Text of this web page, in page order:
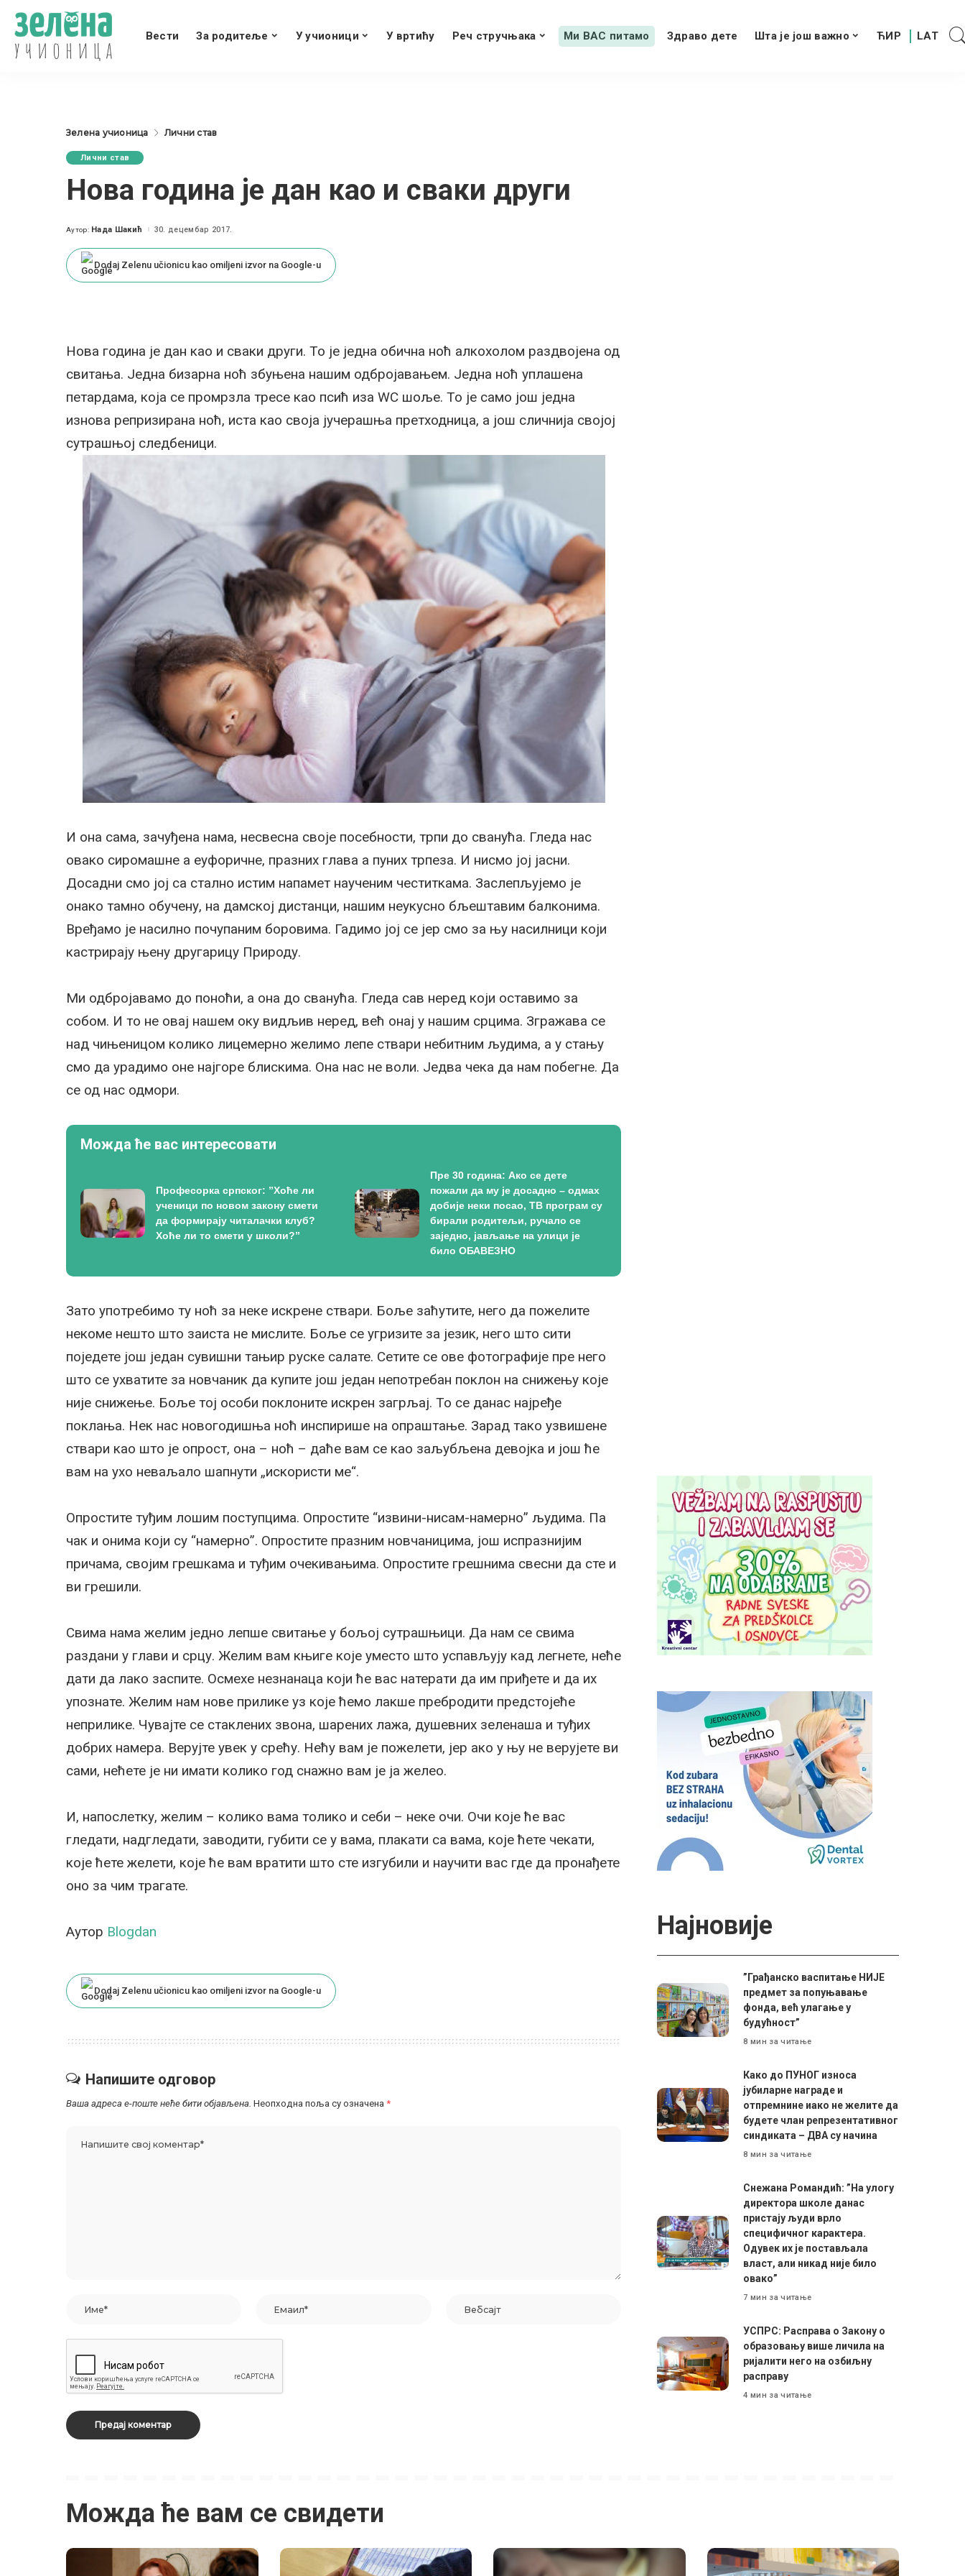
Вести За родитеље У учионици У вртићу Реч стручњака Ми ВАС питамо Здраво дете Шта је још важно
Зелена учионица Лични став
Лични став
Нова година је дан као и сваки други
Posted
Аутор: Нада Шакић 30. децембар 2017.
Dodaj Zelenu učionicu kao omiljeni izvor na Google-u
Нова година је дан као и сваки други. То је једна обична ноћ алкохолом раздвојена од
свитања. Једна бизарна ноћ збуњена нашим одбројавањем. Једна ноћ уплашена
петардама, која се промрзла тресе као псић иза WC шоље. То је само још једна
изнова репризирана ноћ, иста као своја јучерашња претходница, а још сличнија својој
сутрашњој следбеници.
И она сама, зачуђена нама, несвесна своје посебности, трпи до сванућа. Гледа нас
овако сиромашне а еуфоричне, празних глава а пуних трпеза. И нисмо јој јасни.
Досадни смо јој са стално истим напамет наученим честиткама. Заслепљујемо је
онако тамно обучену, на дамској дистанци, нашим неукусно бљештавим балконима.
Вређамо је насилно почупаним боровима. Гадимо јој се јер смо за њу насилници који
кастрирају њену другарицу Природу.
Ми одбројавамо до поноћи, а она до сванућа. Гледа сав неред који оставимо за
собом. И то не овај нашем оку видљив неред, већ онај у нашим срцима. Згражава се
над чињеницом колико лицемерно желимо лепе ствари небитним људима, а у стању
смо да урадимо оне најгоре блискима. Она нас не воли. Једва чека да нам побегне. Да
се од нас одмори.
Можда ће вас интересовати
Професорка српског: ”Хоће ли
ученици по новом закону смети
да формирају читалачки клуб?
Хоће ли то смети у школи?”
Пре 30 година: Ако се дете
пожали да му је досадно – одмах
добије неки посао, ТВ програм су
бирали родитељи, ручало се
заједно, јављање на улици је
било ОБАВЕЗНО
Зато употребимо ту ноћ за неке искрене ствари. Боље заћутите, него да пожелите
некоме нешто што заиста не мислите. Боље се угризите за језик, него што сити
поједете још један сувишни тањир руске салате. Сетите се ове фотографије пре него
што се ухватите за новчаник да купите још један непотребан поклон на снижењу које
није снижење. Боље тој особи поклоните искрен загрљај. То се данас најређе
поклања. Нек нас новогодишња ноћ инспирише на опраштање. Зарад тако узвишене
ствари као што је опрост, она – ноћ – даће вам се као заљубљена девојка и још ће
вам на ухо неваљало шапнути „искористи ме“.
Опростите туђим лошим поступцима. Опростите “извини-нисам-намерно” људима. Па
чак и онима који су “намерно”. Опростите празним новчаницима, још испразнијим
причама, својим грешкама и туђим очекивањима. Опростите грешнима свесни да сте и
ви грешили.
Свима нама желим једно лепше свитање у бољој сутрашњици. Да нам се свима
раздани у глави и срцу. Желим вам књиге које уместо што успављују кад легнете, неће
дати да лако заспите. Осмехе незнанаца који ће вас натерати да им приђете и да их
упознате. Желим нам нове прилике уз које ћемо лакше пребродити предстојеће
неприлике. Чувајте се стаклених звона, шарених лажа, душевних зеленаша и туђих
добрих намера. Верујте увек у срећу. Нећу вам је пожелети, јер ако у њу не верујете ви
сами, нећете је ни имати колико год снажно вам је ја желео.
И, напослетку, желим – колико вама толико и себи – неке очи. Очи које ће вас
гледати, надгледати, заводити, губити се у вама, плакати са вама, које ћете чекати,
које ћете желети, које ће вам вратити што сте изгубили и научити вас где да пронађете
оно за чим трагате.
Аутор Blogdan
Dodaj Zelenu učionicu kao omiljeni izvor na Google-u
Напишите одговор
Ваша адреса е-поште неће бити објављена. Неопходна поља су означена *
Најновије
”Грађанско васпитање НИЈЕ
предмет за попуњавање
фонда, већ улагање у
будућност”
8 мин за читање
Како до ПУНОГ износа
јубиларне награде и
отпремнине иако не желите да
будете члан репрезентативног
синдиката – ДВА су начина
8 мин за читање
Снежана Романдић: ”На улогу
директора школе данас
пристају људи врло
специфичног карактера.
Одувек их је постављала
власт, али никад није било
овако”
7 мин за читање
УСПРС: Расправа о Закону о
образовању више личила на
ријалити него на озбиљну
расправу
4 мин за читање
Можда ће вам се свидети